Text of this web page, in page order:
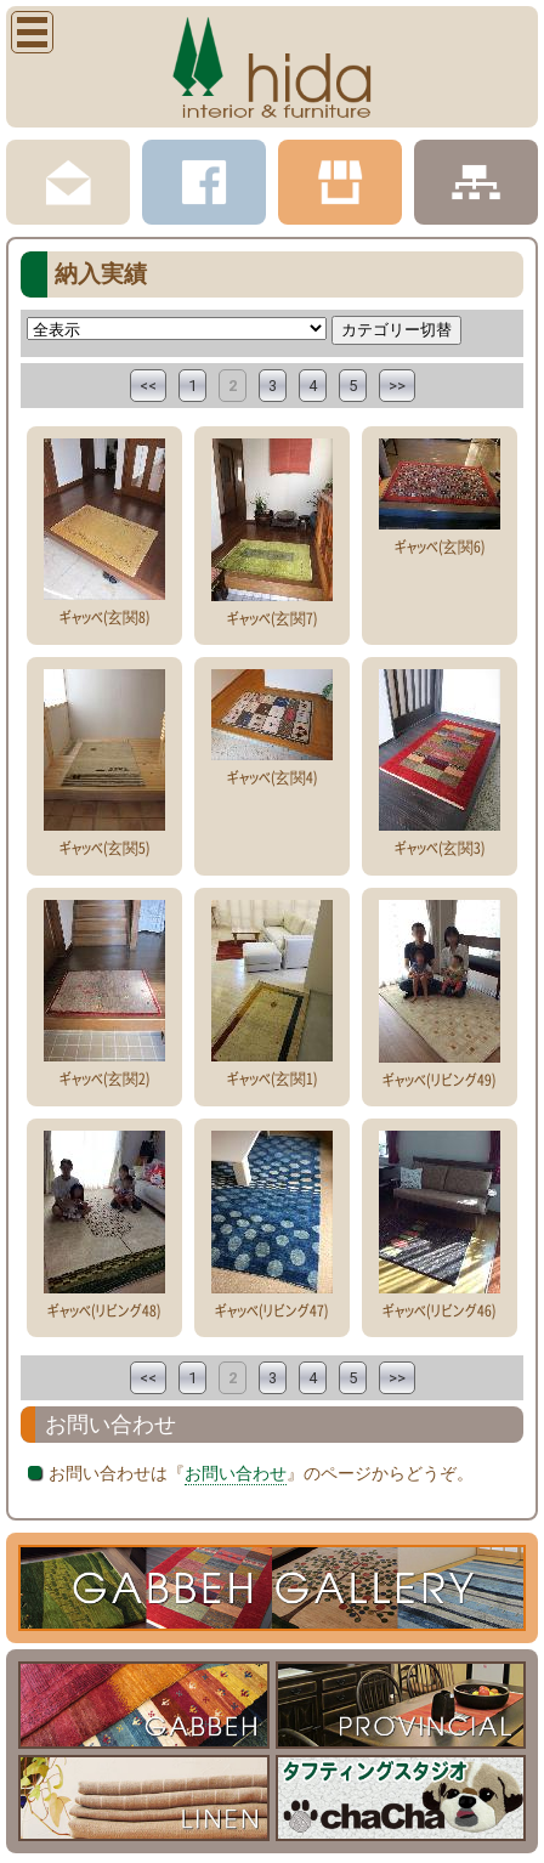
納入実績
<< 1 2 3 4 5 >>
ギャッベ(玄関8) ギャッベ(玄関7)
ギャッベ(玄関6)
ギャッベ(玄関5)
ギャッベ(玄関4)
ギャッベ(玄関3)
ギャッベ(玄関2) ギャッベ(玄関1) ギャッベ(リビング49)
ギャッベ(リビング48) ギャッベ(リビング47) ギャッベ(リビング46)
<< 1 2 3 4 5 >>
お問い合わせ
お問い合わせは『お問い合わせ』のページからどうぞ。